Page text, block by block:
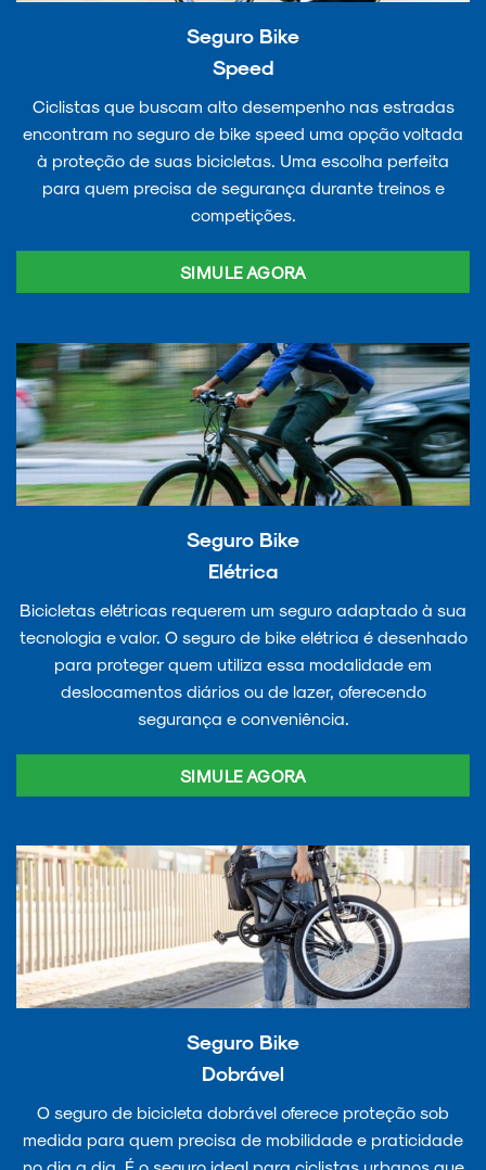
Seguro Bike
Speed
Ciclistas que buscam alto desempenho nas estradas
encontram no seguro de bike speed uma opção voltada
à proteção de suas bicicletas. Uma escolha perfeita
para quem precisa de segurança durante treinos e
competições.
SIMULE AGORA
Seguro Bike
Elétrica
Bicicletas elétricas requerem um seguro adaptado à sua
tecnologia e valor. O seguro de bike elétrica é desenhado
para proteger quem utiliza essa modalidade em
deslocamentos diários ou de lazer, oferecendo
segurança e conveniência.
SIMULE AGORA
Seguro Bike
Dobrável
O seguro de bicicleta dobrável oferece proteção sob
medida para quem precisa de mobilidade e praticidade